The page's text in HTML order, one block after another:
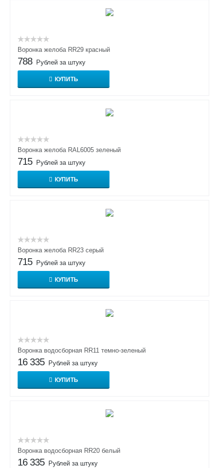
Воронка желоба RR29 красный
788 Рублей за штуку
КУПИТЬ
Воронка желоба RAL6005 зеленый
715 Рублей за штуку
КУПИТЬ
Воронка желоба RR23 серый
715 Рублей за штуку
КУПИТЬ
Воронка водосборная RR11 темно-зеленый
16 335 Рублей за штуку
КУПИТЬ
Воронка водосборная RR20 белый
16 335 Рублей за штуку